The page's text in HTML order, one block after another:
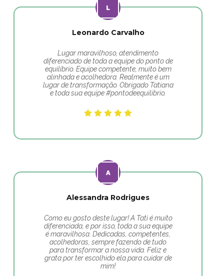
Leonardo Carvalho
Lugar maravilhoso, atendimento
diferenciado de toda a equipe do ponto de
equilíbrio. Equipe competente, muito bem
alinhada e acolhedora. Realmente é um
lugar de transformação. Obrigado Tatiana
e toda sua equipe #pontodeequilibrio.
Alessandra Rodrigues
Como eu gosto deste lugar! A Tati é muito
diferenciada, e por isso, toda a sua equipe
é maravilhosa. Dedicadas, competentes,
acolhedoras, sempre fazendo de tudo
para transformar a nossa vida. Feliz e
grata por ter escolhido ela para cuidar de
mim!